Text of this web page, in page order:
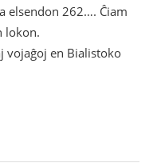
elsendon 262…. Ĉiam
lokon.
vojaĝoj en Bialistoko